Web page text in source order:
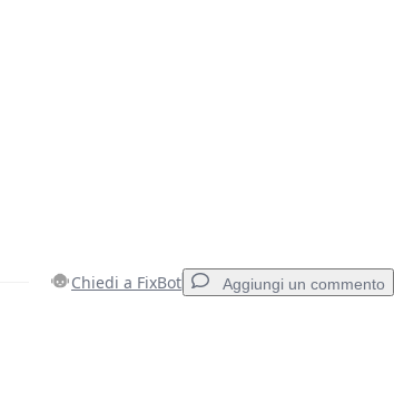
Chiedi a FixBot Aggiungi un commento